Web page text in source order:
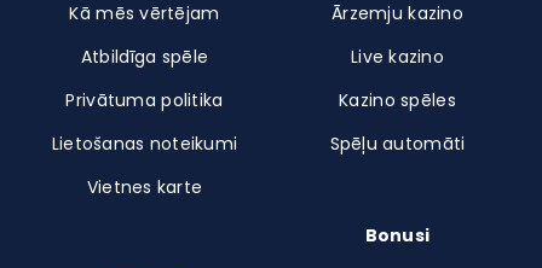
Kā mēs vērtējam
Atbildīga spēle
Privātuma politika
Lietošanas noteikumi
Vietnes karte
Ārzemju kazino
Live kazino
Kazino spēles
Spēļu automāti
Bonusi